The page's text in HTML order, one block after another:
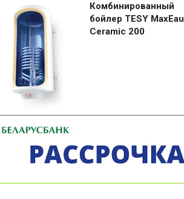
Комбинированный
бойлер TESY MaxEau
Ceramic 200